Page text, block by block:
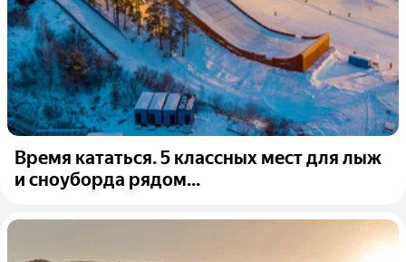
Время кататься. 5 классных мест для лыж
и сноуборда рядом...